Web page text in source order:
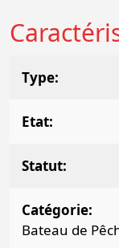
Type
Etat
Statut
Catégorie
Bateau de